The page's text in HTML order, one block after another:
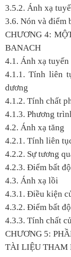
3.5.2. Ánh xạ
3.6. Nón và điểm
CHƯƠNG 4:
BANACH
4.1. Ánh xạ
4.1.1. Tính liên
dương
4.1.2. Tính chất
4.1.3. Phương
4.2. Ánh xạ tăng
4.2.1. Tính liên
4.2.2. Sự tương
4.2.3. Điểm bất
4.3. Ánh xạ lồi
4.3.1. Điều kiện
4.3.2. Điểm bất
4.3.3. Tính chất
CHƯƠNG 5:
TÀI LIỆU THAM